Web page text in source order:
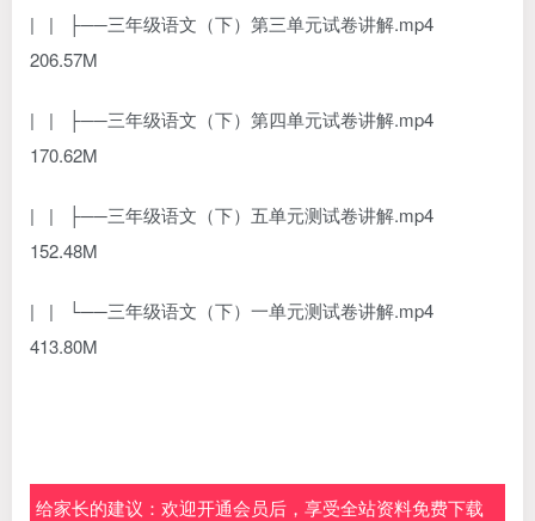
| | ├──三年级语文（下）第三单元试卷讲解.mp4
206.57M
| | ├──三年级语文（下）第四单元试卷讲解.mp4
170.62M
| | ├──三年级语文（下）五单元测试卷讲解.mp4
152.48M
| | └──三年级语文（下）一单元测试卷讲解.mp4
413.80M
给家长的建议：欢迎开通会员后，享受全站资料免费下载